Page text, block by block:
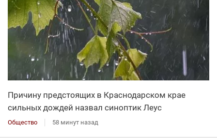
Причину предстоящих в Краснодарском крае
сильных дождей назвал синоптик Леус
Общество 58 минут назад